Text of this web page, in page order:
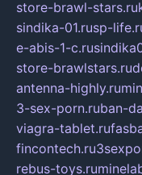
store-brawl-stars.ru
sindika-01.rusp-
e-abis-1-c.ru
store-brawlstars.ru
antenna-highly.ru
3-sex-porn.ruban-
viagra-tablet.ru
fincontech.ru
rebus-toys.ru